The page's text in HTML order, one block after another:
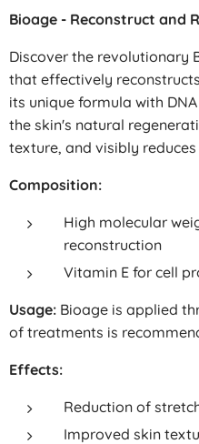
Bioage - Reconstruct and
Discover the revolutionary
that effectively
its unique formula with
the skin's natural
texture, and visibly
Composition:
High molecular
reconstruction
Vitamin E for cell
Usage: Bioage is applied
of treatments is
Effects:
Reduction of
Improved skin